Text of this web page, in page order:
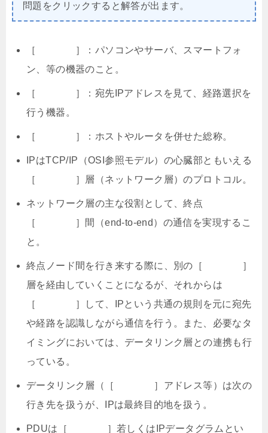
問題をクリックすると解答が出ます。
［ ］：パソコンやサーバ、スマートフォ
ン、等の機器のこと。
［ ］：宛先IPアドレスを見て、経路選択を
行う機器。
［ ］：ホストやルータを併せた総称。
IPはTCP/IP（OSI参照モデル）の心臓部ともいえる
［ ］層（ネットワーク層）のプロトコル。
ネットワーク層の主な役割として、終点
［ ］間（end-to-end）の通信を実現するこ
と。
終点ノード間を行き来する際に、別の［ ］
層を経由していくことになるが、それからは
［ ］して、IPという共通の規則を元に宛先
や経路を認識しながら通信を行う。また、必要なタ
イミングにおいては、データリンク層との連携も行
っている。
データリンク層（［ ］アドレス等）は次の
行き先を扱うが、IPは最終目的地を扱う。
PDUは［ ］若しくはIPデータグラムとい